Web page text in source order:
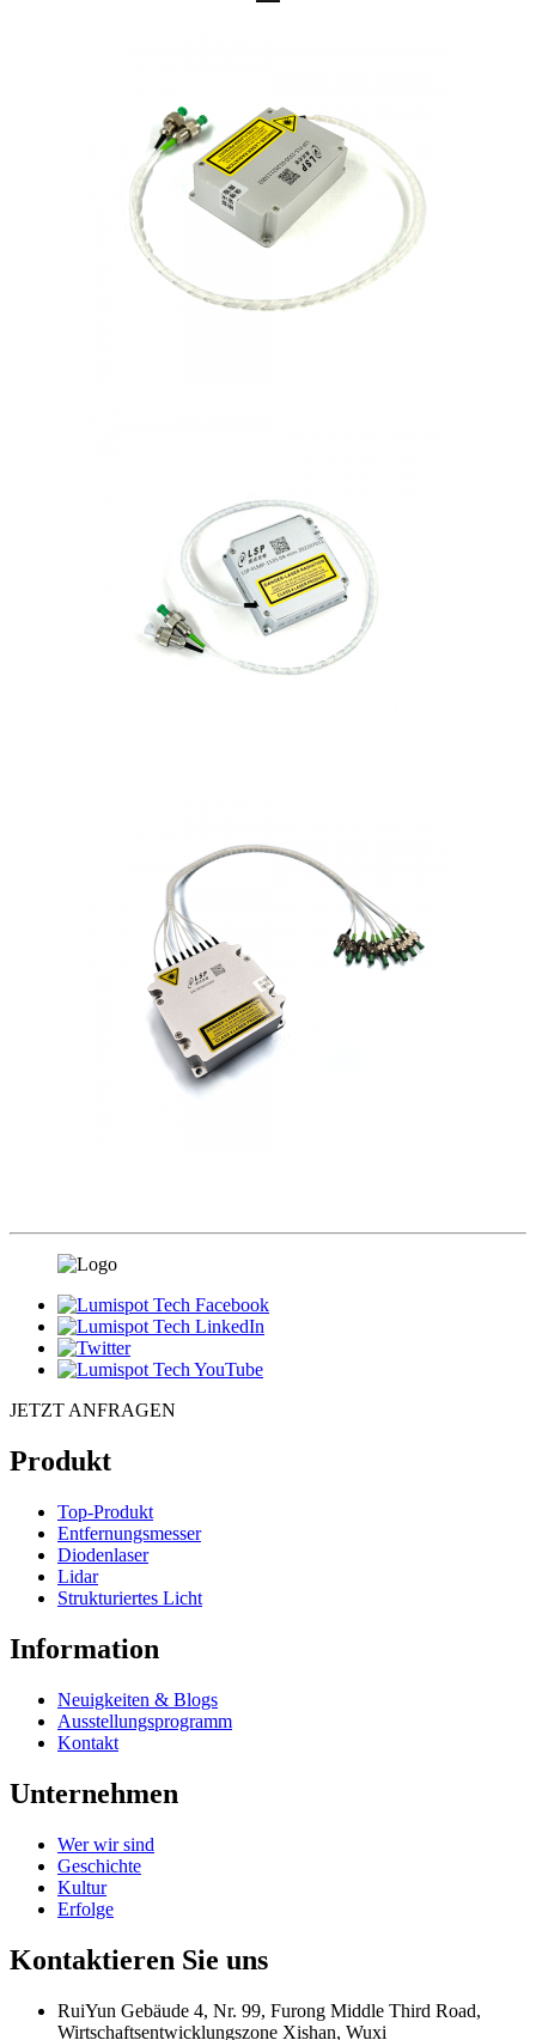
JETZT ANFRAGEN
Produkt
Top-Produkt
Entfernungsmesser
Diodenlaser
Lidar
Strukturiertes Licht
Information
Neuigkeiten & Blogs
Ausstellungsprogramm
Kontakt
Unternehmen
Wer wir sind
Geschichte
Kultur
Erfolge
Kontaktieren Sie uns
RuiYun Gebäude 4, Nr. 99, Furong Middle Third Road,
Wirtschaftsentwicklungszone Xishan, Wuxi